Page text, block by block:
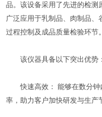
品。该设备采用了先进的检测
广泛应用于乳制品、肉制品
过程控制及成品质量检验环节。
该仪器具备以下突出优势：
快速高效： 能够在数分钟
率，助力客户加快研发与生产